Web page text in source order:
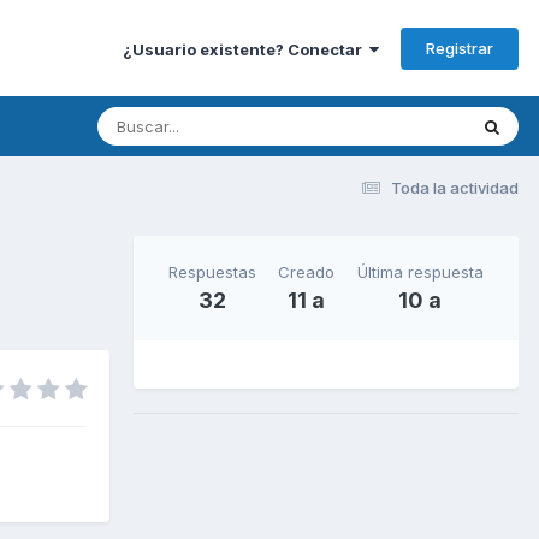
¿Usuario existente? Conectar Registrar
Toda la actividad
Respuestas
32
Creado
11 a
Última respuesta
10 a